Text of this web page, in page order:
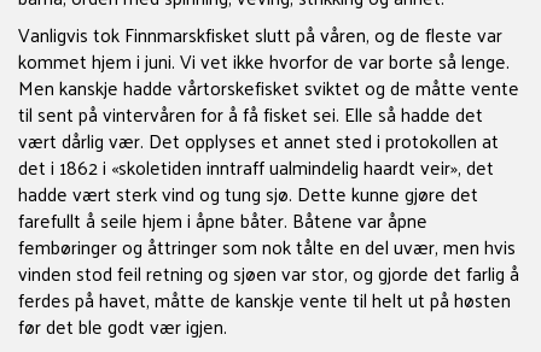
Vanligvis tok Finnmarskfisket slutt på våren, og de fleste var
kommet hjem i juni. Vi vet ikke hvorfor de var borte så lenge.
Men kanskje hadde vårtorskefisket sviktet og de måtte vente
til sent på vintervåren for å få fisket sei. Elle så hadde det
vært dårlig vær. Det opplyses et annet sted i protokollen at
det i 1862 i «skoletiden inntraff ualmindelig haardt veir», det
hadde vært sterk vind og tung sjø. Dette kunne gjøre det
farefullt å seile hjem i åpne båter. Båtene var åpne
fembøringer og åttringer som nok tålte en del uvær, men hvis
vinden stod feil retning og sjøen var stor, og gjorde det farlig å
ferdes på havet, måtte de kanskje vente til helt ut på høsten
før det ble godt vær igjen.